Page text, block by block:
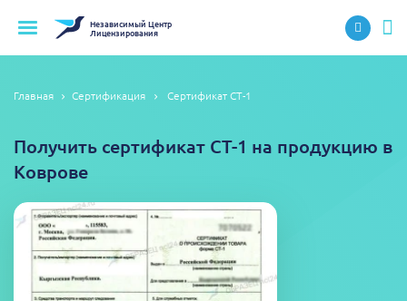
НезависимыйЦентр
Лицензирования
Главная Сертификация Сертификат СТ-1
Получить сертификат СТ-1 на продукцию в
Коврове